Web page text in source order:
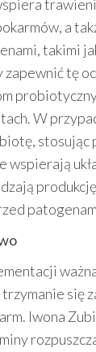
a
takimi
tę
W
stosując
wspierają
się
Iwona